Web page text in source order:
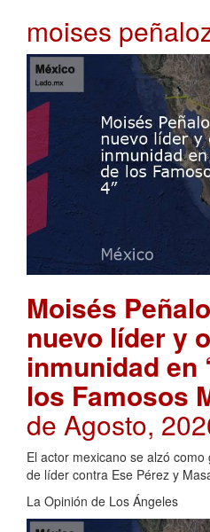
moises
Moisés
nuevo líder y
inmunidad en
los Famosos
de Agosto,
El actor mexicano se alzó
de líder contra Ese Pérez y
La Opinión de Los Ángeles